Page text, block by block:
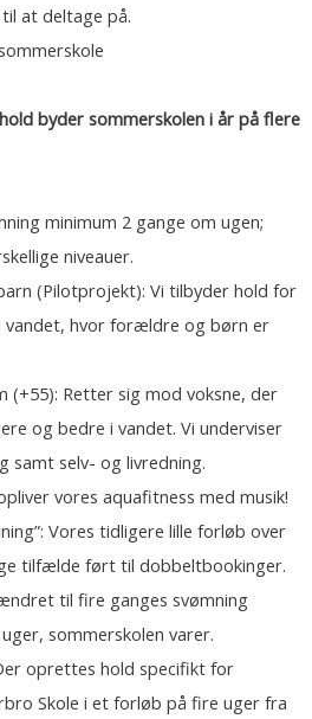
at deltage på.
byder sommerskolen i år på flere
minimum 2 gange om ugen;
niveauer.
(Pilotprojekt): Vi tilbyder hold for
vandet, hvor forældre og børn er
(+55): Retter sig mod voksne, der
og bedre i vandet. Vi underviser
samt selv- og livredning.
vores aquafitness med musik!
Vores tidligere lille forløb over
tilfælde ført til dobbeltbookinger.
til fire ganges svømning
sommerskolen varer.
oprettes hold specifikt for
Skole i et forløb på fire uger fra